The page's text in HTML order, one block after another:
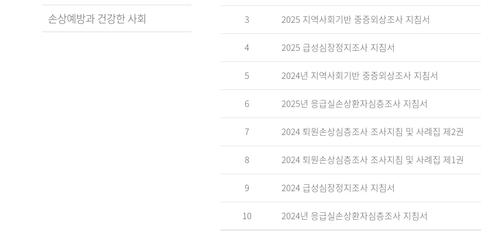
손상예방과 건강한 사회
3 2025 지역사회기반 중증외상조사 지침서
4 2025 급성심장정지조사 지침서
5 2024년 지역사회기반 중증외상조사 지침서
6 2025년 응급실손상환자심층조사 지침서
7 2024 퇴원손상심층조사 조사지침 및 사례집 제2권
8 2024 퇴원손상심층조사 조사지침 및 사례집 제1권
9 2024 급성심장정지조사 지침서
10 2024년 응급실손상환자심층조사 지침서